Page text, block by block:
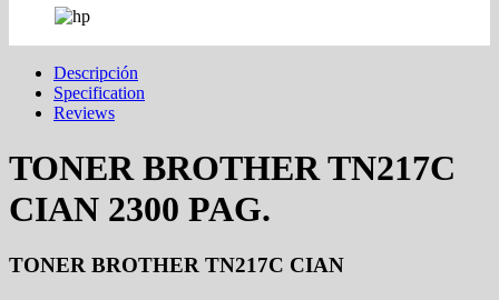
Descripción
Specification
Reviews
TONER BROTHER TN217C
CIAN 2300 PAG.
TONER BROTHER TN217C CIAN